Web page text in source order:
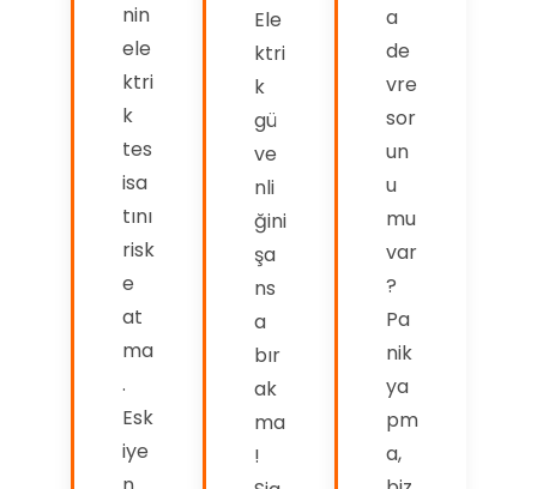
nin
ele
ktri
k
tes
isa
tını
risk
e
at
ma
.
Esk
iye
Ele
ktri
k
gü
ve
nli
ğini
şa
ns
a
bır
ak
ma
!
a
de
vre
sor
un
u
mu
var
?
Pa
nik
ya
pm
a,